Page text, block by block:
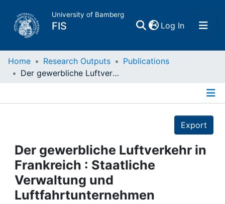
University of Bamberg
FIS Log In(current)
Home
People
Institutions
Home Research Outputs
Publications
Der gewerbliche Luftverkehr in Frankreich : Staatliche Verwaltung und Luftfahrtunternehmen
Export
Der gewerbliche Luftverkehr in
Frankreich : Staatliche
Verwaltung und
Luftfahrtunternehmen